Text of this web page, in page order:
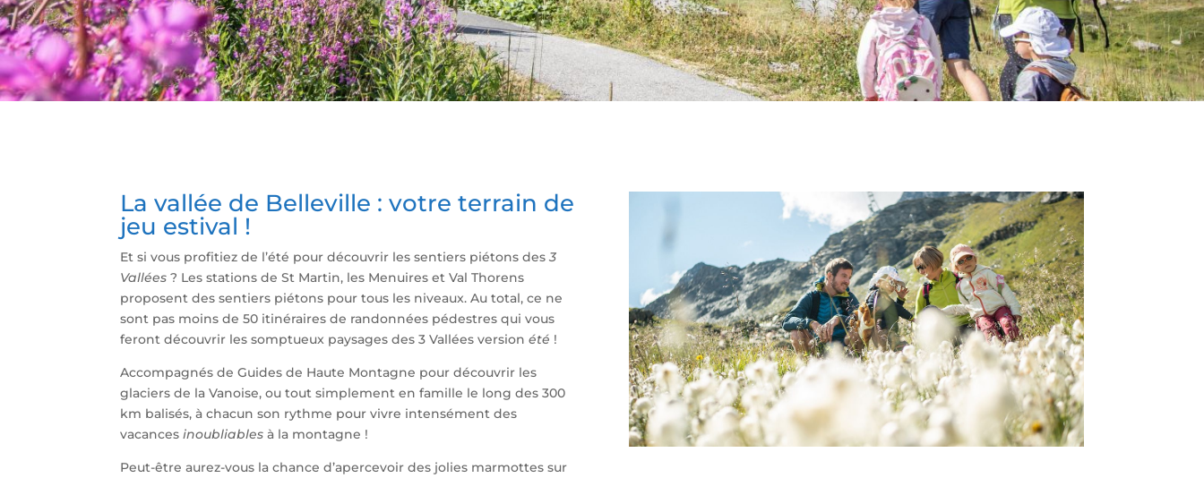
La vallée de Belleville : votre terrain de
jeu estival !
Et si vous profitiez de l’été pour découvrir les sentiers piétons des3
Vallées? Les stations de St Martin, les Menuires et Val Thorens
proposent des sentiers piétons pour tous les niveaux. Au total, ce ne
sont pas moins de 50 itinéraires de randonnées pédestres qui vous
feront découvrir les somptueux paysages des 3 Vallées versionété !
Accompagnés de Guides de Haute Montagne pour découvrir les
glaciers de la Vanoise, ou tout simplement en famille le long des 300
km balisés, à chacun son rythme pour vivre intensément des
vacancesinoubliablesà la montagne !
Peut-être aurez-vous la chance d’apercevoir des jolies marmottes sur